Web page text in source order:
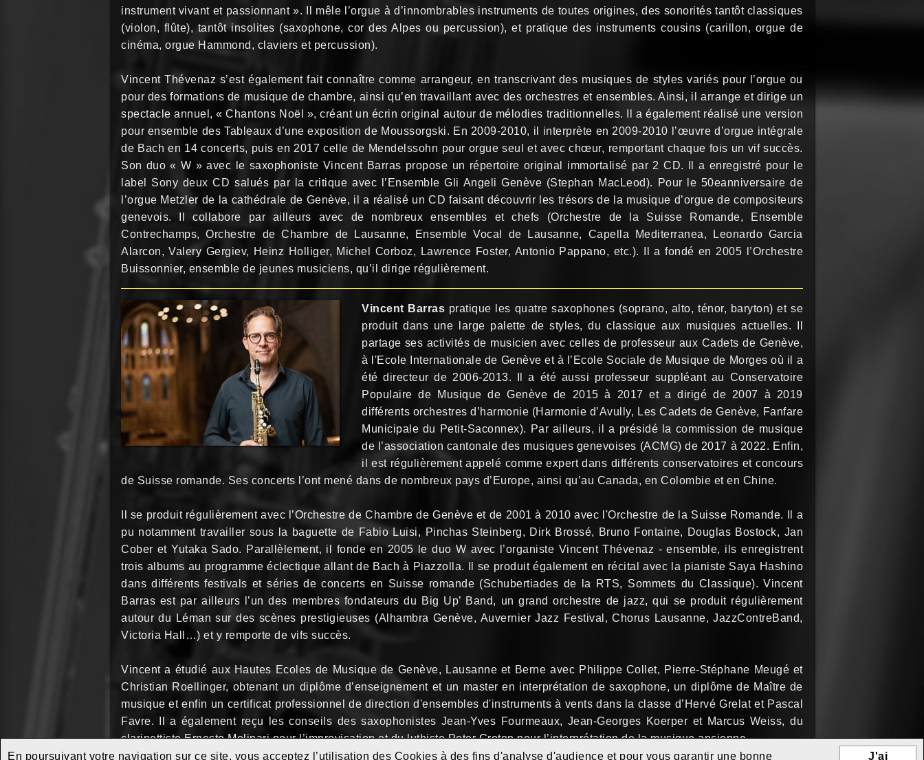
En poursuivant votre navigation sur ce site, vous acceptez l’utilisation des Cookies à des fins d'analyse d'audience et pour vous garantir une bonne J'ai
instrument vivant et passionnant ». Il mêle l’orgue à d’innombrables instruments de toutes origines, des sonorités tantôt classiques
(violon, flûte), tantôt insolites (saxophone, cor des Alpes ou percussion), et pratique des instruments cousins (carillon, orgue de
cinéma, orgue Hammond, claviers et percussion).
Vincent Thévenaz s’est également fait connaître comme arrangeur, en transcrivant des musiques de styles variés pour l’orgue ou
pour des formations de musique de chambre, ainsi qu’en travaillant avec des orchestres et ensembles. Ainsi, il arrange et dirige un
spectacle annuel, « Chantons Noël », créant un écrin original autour de mélodies traditionnelles. Il a également réalisé une version
pour ensemble des Tableaux d’une exposition de Moussorgski. En 2009-2010, il interprète en 2009-2010 l’œuvre d’orgue intégrale
de Bach en 14 concerts, puis en 2017 celle de Mendelssohn pour orgue seul et avec chœur, remportant chaque fois un vif succès.
Son duo « W » avec le saxophoniste Vincent Barras propose un répertoire original immortalisé par 2 CD. Il a enregistré pour le
label Sony deux CD salués par la critique avec l’Ensemble Gli Angeli Genève (Stephan MacLeod). Pour le 50eanniversaire de
l’orgue Metzler de la cathédrale de Genève, il a réalisé un CD faisant découvrir les trésors de la musique d’orgue de compositeurs
genevois. Il collabore par ailleurs avec de nombreux ensembles et chefs (Orchestre de la Suisse Romande, Ensemble
Contrechamps, Orchestre de Chambre de Lausanne, Ensemble Vocal de Lausanne, Capella Mediterranea, Leonardo Garcia
Alarcon, Valery Gergiev, Heinz Holliger, Michel Corboz, Lawrence Foster, Antonio Pappano, etc.). Il a fondé en 2005 l’Orchestre
Buissonnier, ensemble de jeunes musiciens, qu’il dirige régulièrement.
Vincent Barras pratique les quatre saxophones (soprano, alto, ténor, baryton) et se
produit dans une large palette de styles, du classique aux musiques actuelles. Il
partage ses activités de musicien avec celles de professeur aux Cadets de Genève,
à l'Ecole Internationale de Genève et à l’Ecole Sociale de Musique de Morges où il a
été directeur de 2006-2013. Il a été aussi professeur suppléant au Conservatoire
Populaire de Musique de Genève de 2015 à 2017 et a dirigé de 2007 à 2019
différents orchestres d’harmonie (Harmonie d’Avully, Les Cadets de Genève, Fanfare
Municipale du Petit-Saconnex). Par ailleurs, il a présidé la commission de musique
de l’association cantonale des musiques genevoises (ACMG) de 2017 à 2022. Enfin,
il est régulièrement appelé comme expert dans différents conservatoires et concours
de Suisse romande. Ses concerts l’ont mené dans de nombreux pays d’Europe, ainsi qu’au Canada, en Colombie et en Chine.
Il se produit régulièrement avec l’Orchestre de Chambre de Genève et de 2001 à 2010 avec l'Orchestre de la Suisse Romande. Il a
pu notamment travailler sous la baguette de Fabio Luisi, Pinchas Steinberg, Dirk Brossé, Bruno Fontaine, Douglas Bostock, Jan
Cober et Yutaka Sado. Parallèlement, il fonde en 2005 le duo W avec l’organiste Vincent Thévenaz - ensemble, ils enregistrent
trois albums au programme éclectique allant de Bach à Piazzolla. Il se produit également en récital avec la pianiste Saya Hashino
dans différents festivals et séries de concerts en Suisse romande (Schubertiades de la RTS, Sommets du Classique). Vincent
Barras est par ailleurs l’un des membres fondateurs du Big Up’ Band, un grand orchestre de jazz, qui se produit régulièrement
autour du Léman sur des scènes prestigieuses (Alhambra Genève, Auvernier Jazz Festival, Chorus Lausanne, JazzContreBand,
Victoria Hall…) et y remporte de vifs succès.
Vincent a étudié aux Hautes Ecoles de Musique de Genève, Lausanne et Berne avec Philippe Collet, Pierre-Stéphane Meugé et
Christian Roellinger, obtenant un diplôme d’enseignement et un master en interprétation de saxophone, un diplôme de Maître de
musique et enfin un certificat professionnel de direction d'ensembles d'instruments à vents dans la classe d’Hervé Grelat et Pascal
Favre. Il a également reçu les conseils des saxophonistes Jean-Yves Fourmeaux, Jean-Georges Koerper et Marcus Weiss, du
clarinettiste Ernesto Molinari pour l’improvisation et du luthiste Peter Croton pour l’interprétation de la musique ancienne.